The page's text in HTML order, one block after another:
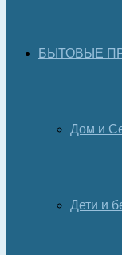
БЫТОВЫЕ
Дом и
Дети и